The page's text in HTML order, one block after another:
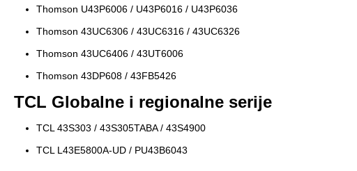
Thomson U43P6006 / U43P6016 / U43P6036
Thomson 43UC6306 / 43UC6316 / 43UC6326
Thomson 43UC6406 / 43UT6006
Thomson 43DP608 / 43FB5426
TCL Globalne i regionalne serije
TCL 43S303 / 43S305TABA / 43S4900
TCL L43E5800A-UD / PU43B6043